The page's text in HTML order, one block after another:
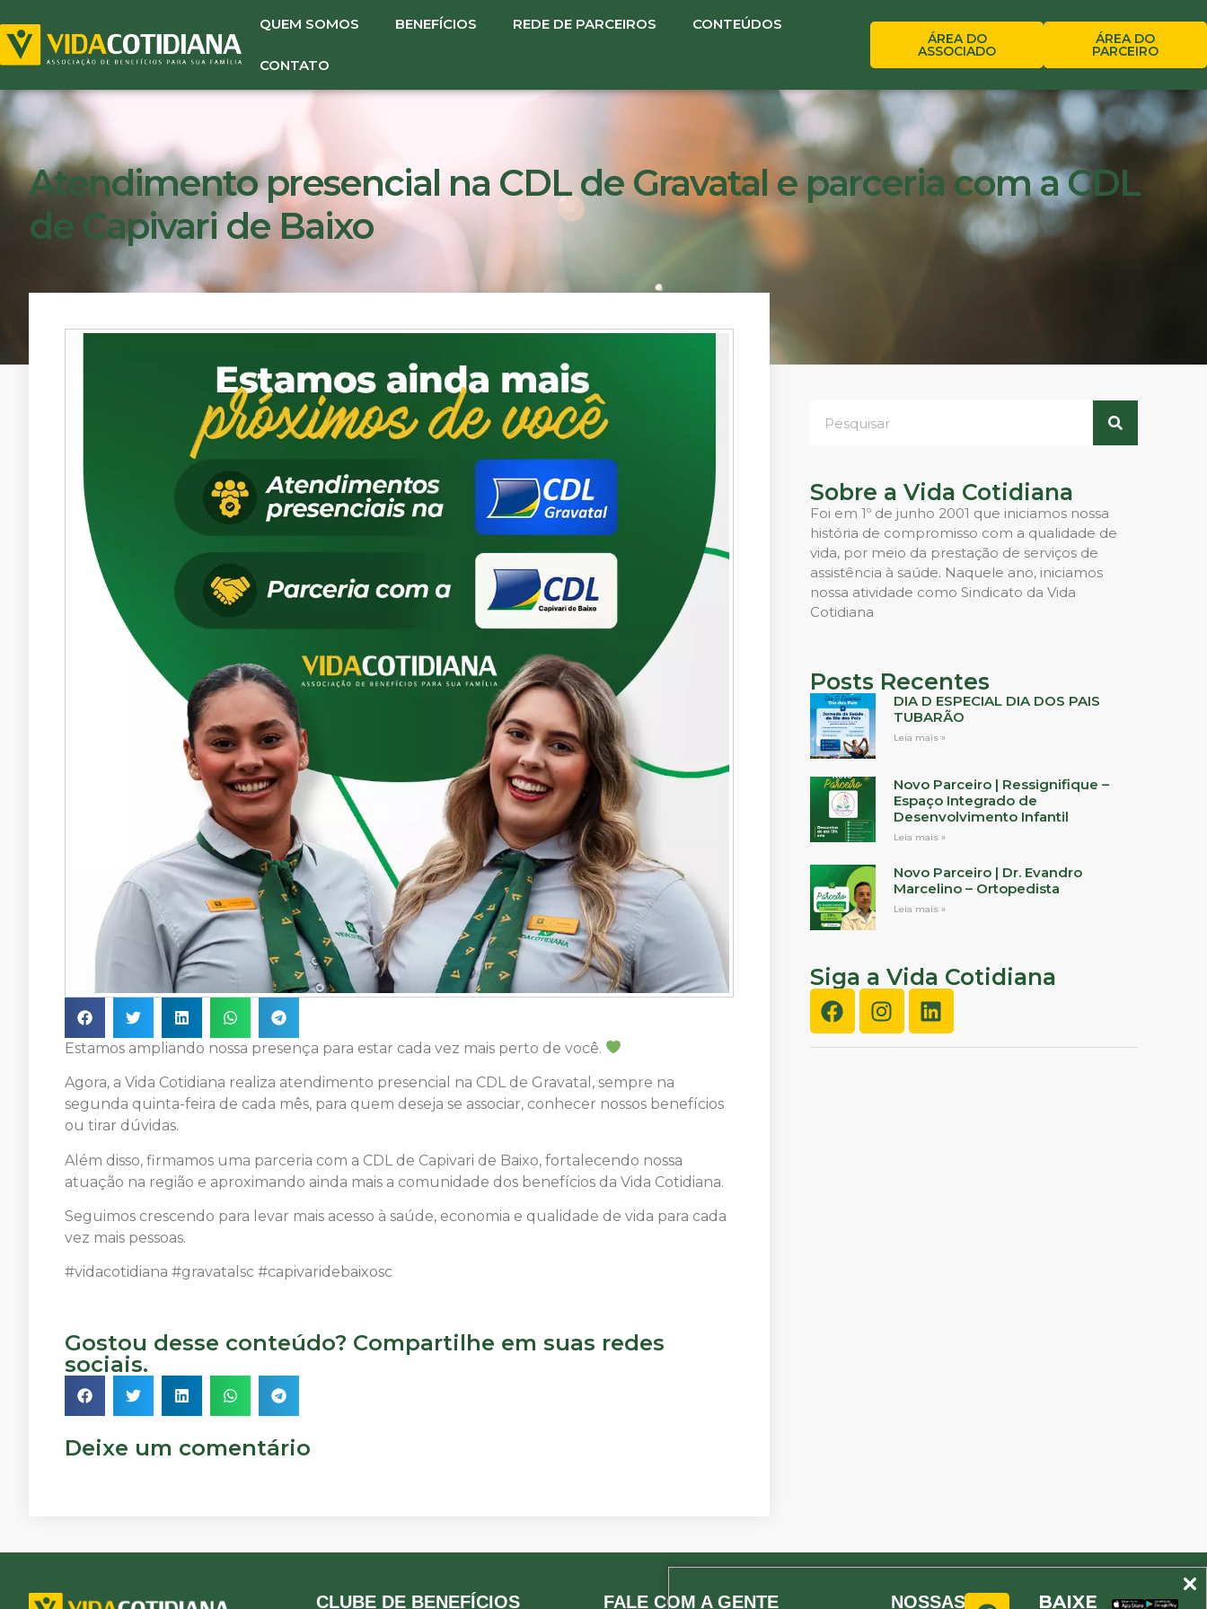
QUEM SOMOS BENEFÍCIOS REDE DE PARCEIROS CONTEÚDOS
CONTATO
ÁREA DO
ASSOCIADO
ÁREA DO
PARCEIRO
Atendimento presencial na CDL de Gravatal e parceria com a CDL
de Capivari de Baixo
Estamos ampliando nossa presença para estar cada vez mais perto de você.
Agora, a Vida Cotidiana realiza atendimento presencial na CDL de Gravatal, sempre na
segunda quinta-feira de cada mês, para quem deseja se associar, conhecer nossos benefícios
ou tirar dúvidas.
Além disso, firmamos uma parceria com a CDL de Capivari de Baixo, fortalecendo nossa
atuação na região e aproximando ainda mais a comunidade dos benefícios da Vida Cotidiana.
Seguimos crescendo para levar mais acesso à saúde, economia e qualidade de vida para cada
vez mais pessoas.
#vidacotidiana #gravatalsc #capivaridebaixosc
Gostou desse conteúdo? Compartilhe em suas redes
sociais.
Deixe um comentário
Sobre a Vida Cotidiana
Foi em 1º de junho 2001 que iniciamos nossa
história de compromisso com a qualidade de
vida, por meio da prestação de serviços de
assistência à saúde. Naquele ano, iniciamos
nossa atividade como Sindicato da Vida
Cotidiana
Posts Recentes
DIA D ESPECIAL DIA DOS PAIS
TUBARÃO
Leia mais »
Novo Parceiro | Ressignifique –
Espaço Integrado de
Desenvolvimento Infantil
Leia mais »
Novo Parceiro | Dr. Evandro
Marcelino – Ortopedista
Leia mais »
Siga a Vida Cotidiana
CLUBE DE BENEFÍCIOS FALE COM A GENTE NOSSAS
BAIXE